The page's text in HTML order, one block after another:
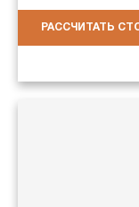
РАССЧИТАТЬ